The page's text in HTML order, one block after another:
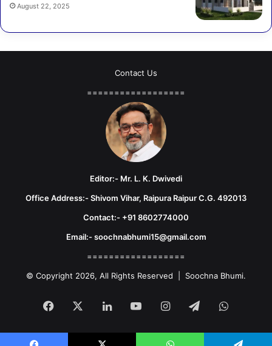
August 22, 2025
Contact Us
==================
Editor:- Mr. L. K. Dwivedi
Office Address:- Shivom Vihar, Raipura Raipur C.G. 492013
Contact:- +91 8602774000
Email:- soochnabhumi15@gmail.com
==================
© Copyright 2026, All Rights Reserved | Soochna Bhumi.
Facebook LinkedInYouTubeInstagram
Telegram